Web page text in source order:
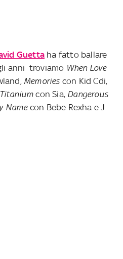
Guetta ha fatto ballare
anni troviamo When Love
Memories con Kid Cdi,
Titanium con Sia, Dangerous
Namecon Bebe Rexha e J